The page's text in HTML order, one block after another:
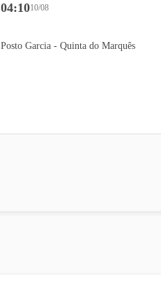
04:1010/08
Posto Garcia - Quinta do Marquês